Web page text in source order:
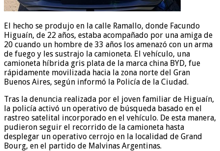
El hecho se produjo en la calle Ramallo, donde Facundo
Higuaín, de 22 años, estaba acompañado por una amiga de
20 cuando un hombre de 33 años los amenazó con un arma
de fuego y les sustrajo la camioneta. El vehículo, una
camioneta híbrida gris plata de la marca china BYD, fue
rápidamente movilizada hacia la zona norte del Gran
Buenos Aires, según informó la Policía de la Ciudad.
Tras la denuncia realizada por el joven familiar de Higuaín,
la policía activó un operativo de búsqueda basado en el
rastreo satelital incorporado en el vehículo. De esta manera,
pudieron seguir el recorrido de la camioneta hasta
desplegar un operativo cerrojo en la localidad de Grand
Bourg, en el partido de Malvinas Argentinas.